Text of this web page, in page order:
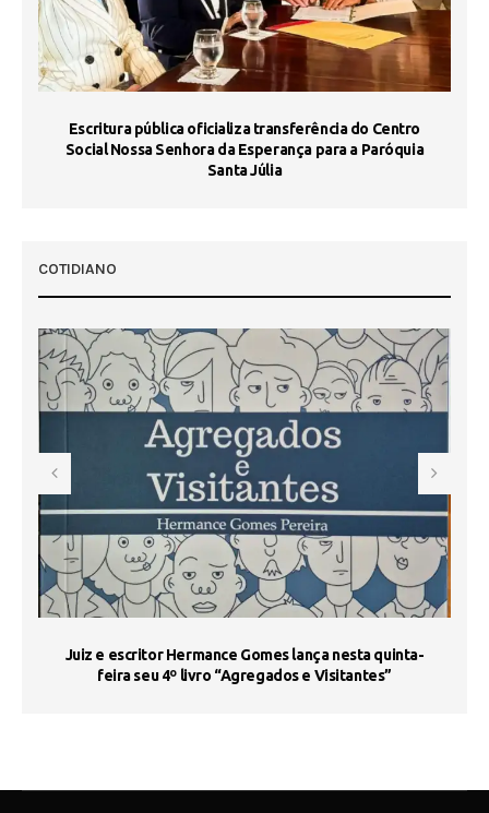
Escritura pública oficializa transferência do Centro
Social Nossa Senhora da Esperança para a Paróquia
Santa Júlia
COTIDIANO
Juiz e escritor Hermance Gomes lança nesta quinta-
feira seu 4º livro “Agregados e Visitantes”